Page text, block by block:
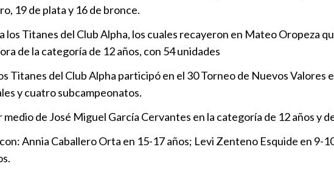
Local | 12:08
La CONADE
Pacheco
deportistas
los jueces
19 de plata y 16 de bronce.
los Titanes del Club Alpha, los cuales recayeron en Mateo Oropeza
de la categoría de 12 años, con 54 unidades
Titanes del Club Alpha participó en el 30 Torneo de Nuevos Valores
y cuatro subcampeonatos.
de José Miguel García Cervantes en la categoría de 12 años y
Annia Caballero Orta en 15-17 años; Levi Zenteno Esquide en 9-